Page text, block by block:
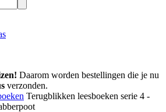
Daarom worden bestellingen die je nu
verzonden.
Terugblikken leesboeken serie 4 -